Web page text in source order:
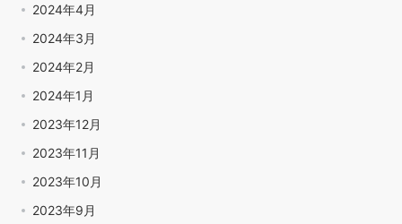
2024年4月
2024年3月
2024年2月
2024年1月
2023年12月
2023年11月
2023年10月
2023年9月